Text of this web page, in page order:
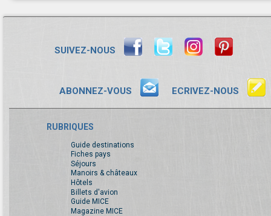
SUIVEZ-NOUS
ABONNEZ-VOUS ECRIVEZ-NOUS
RUBRIQUES
Guide destinations
Fiches pays
Séjours
Manoirs & châteaux
Hôtels
Billets d'avion
Guide MICE
Magazine MICE